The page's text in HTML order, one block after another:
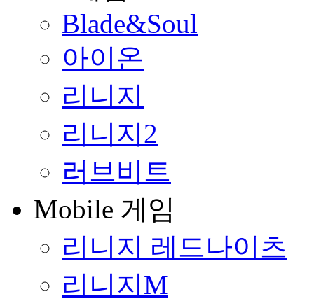
Blade&Soul
아이온
리니지
리니지2
러브비트
Mobile 게임
리니지 레드나이츠
리니지M